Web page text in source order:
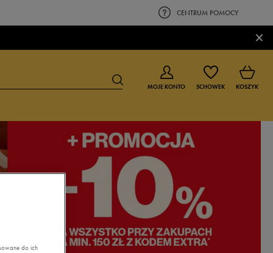
CENTRUM POMOCY
×
BUTY DLA CHŁOPCA BUTY DLA DZIEWCZYNKI
0-4 lat
4-8 lat
9-16 lat
MOJE KONTO SCHOWEK KOSZYK
do ich